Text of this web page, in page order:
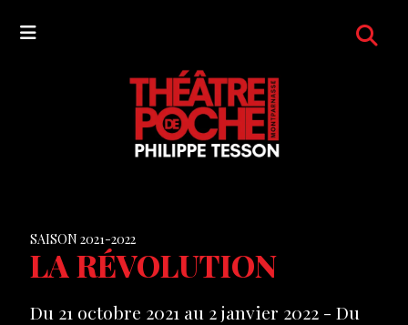
SAISON 2021-2022
LA RÉVOLUTION
Du 21 octobre 2021 au 2 janvier 2022 - Du